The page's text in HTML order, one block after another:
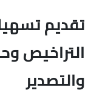
تقديم
التراخيص
والتصدير